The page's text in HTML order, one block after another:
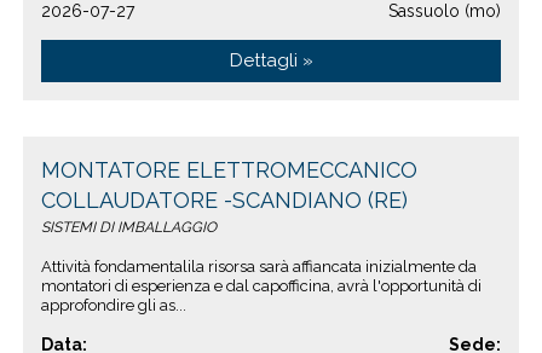
2026-07-27
Sassuolo (mo)
Dettagli »
MONTATORE ELETTROMECCANICO
COLLAUDATORE -SCANDIANO (RE)
SISTEMI DI IMBALLAGGIO
Attività fondamentalila risorsa sarà affiancata inizialmente da
montatori di esperienza e dal capofficina, avrà l'opportunità di
approfondire gli as...
Data:
Sede: